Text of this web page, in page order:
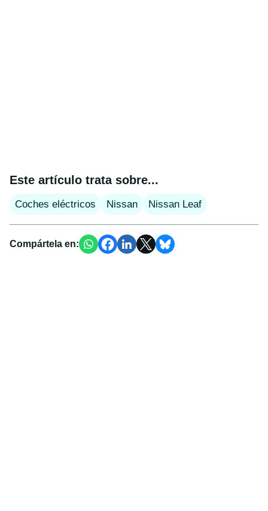
Este artículo trata sobre...
Coches eléctricos Nissan Nissan Leaf
Compártela en: